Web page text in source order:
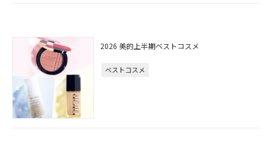
2026 美的上半期ベストコスメ
ベストコスメ